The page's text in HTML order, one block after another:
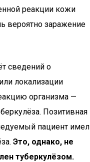
реакции кожи
вероятно заражение
сведений о
локализации
организма —
Позитивная
пациент имел
Это, однако, не
туберкулёзом.